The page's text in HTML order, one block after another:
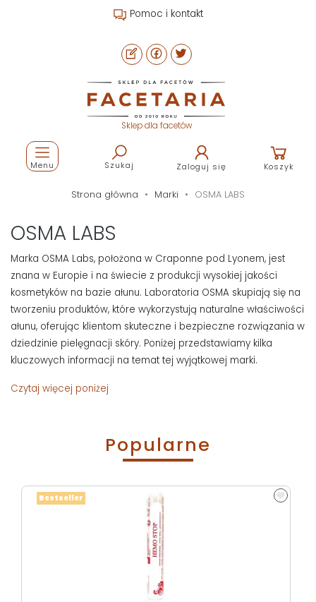
Pomoc i kontakt
Sklep dla facetów
Szukaj Zaloguj się Koszyk
Menu
Strona główna Marki OSMA LABS
OSMA LABS
Marka OSMA Labs, położona w Craponne pod Lyonem, jest
znana w Europie i na świecie z produkcji wysokiej jakości
kosmetyków na bazie ałunu. Laboratoria OSMA skupiają się na
tworzeniu produktów, które wykorzystują naturalne właściwości
ałunu, oferując klientom skuteczne i bezpieczne rozwiązania w
dziedzinie pielęgnacji skóry. Poniżej przedstawiamy kilka
kluczowych informacji na temat tej wyjątkowej marki.
Czytaj więcej poniżej
Popularne
Bestseller